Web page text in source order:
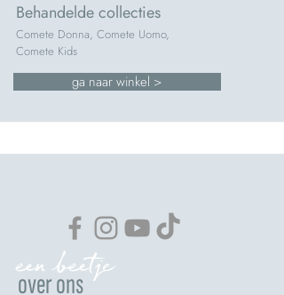
Behandelde collecties
Comete Donna, Comete Uomo,
Comete Kids
ga naar winkel >
over ons
een beetje